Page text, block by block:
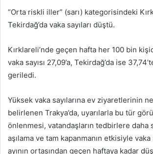
“Orta riskli iller” (sarı) kategorisindeki
Tekirdağ’da vaka sayıları düştü.
Kırklareli’nde geçen hafta her 100 bin
vaka sayısı 27,09’a, Tekirdağ’da ise
geriledi.
Yüksek vaka sayılarına ev ziyaretlerinin
belirlenen Trakya’da, uyarılarla bu tür
önlenmesi, vatandaşların tedbirlere daha
aşılama ve tam kapanmanın etkisiyle vaka
ayının ortasından geçen haftaya kadar